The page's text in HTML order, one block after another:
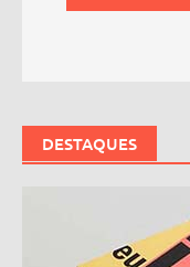
DESTAQUES